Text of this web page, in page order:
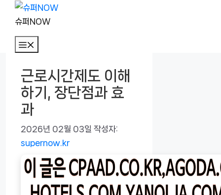
슈퍼NOW
근로시간제도 이해
하기, 장단점과 효
과
2026년 02월 03일 작성자:
supernow.kr